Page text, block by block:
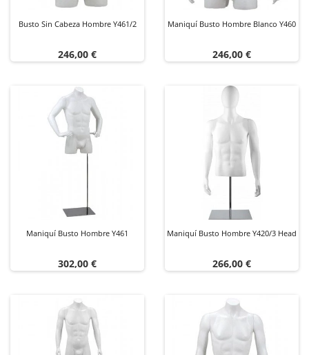
Busto Sin Cabeza Hombre Y461/2
Precio
246,00 €
Maniquí Busto Hombre Blanco Y460
Precio
246,00 €
Maniquí Busto Hombre Y461
Precio
302,00 €
Maniquí Busto Hombre Y420/3 Head
Precio
266,00 €